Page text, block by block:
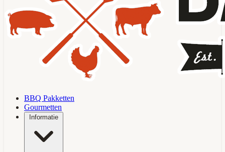
BBQ Pakketten
Gourmetten
Informatie